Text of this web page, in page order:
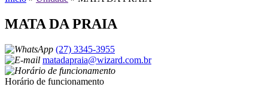
MATA DA PRAIA
(27) 3345-3955
matadapraia@wizard.com.br
Horário de funcionamento